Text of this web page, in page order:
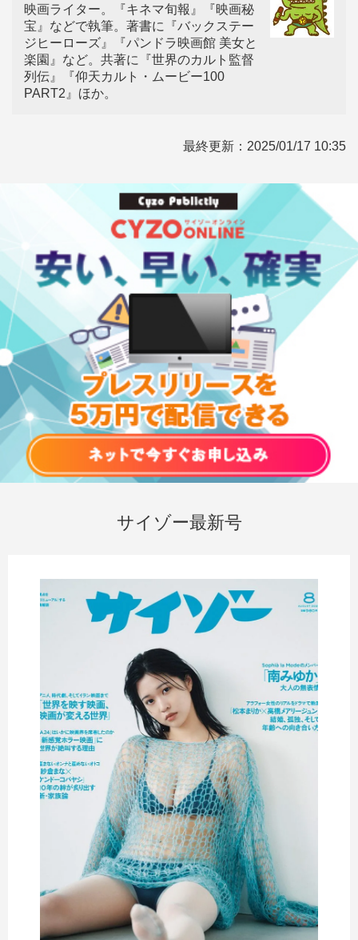
映画ライター。『キネマ旬報』『映画秘
宝』などで執筆。著書に『バックステー
ジヒーローズ』『パンドラ映画館 美女と
楽園』など。共著に『世界のカルト監督
列伝』『仰天カルト・ムービー100
PART2』ほか。
最終更新： 2025/01/17 10:35
サイゾー最新号